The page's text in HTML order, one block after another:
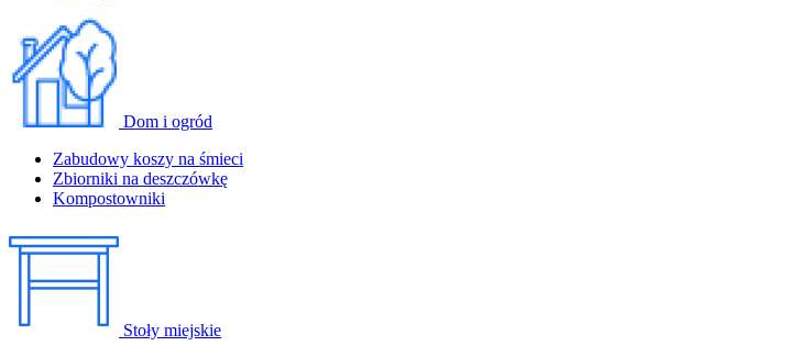
Dom i ogród
Zabudowy koszy na śmieci
Zbiorniki na deszczówkę
Kompostowniki
Stoły miejskie